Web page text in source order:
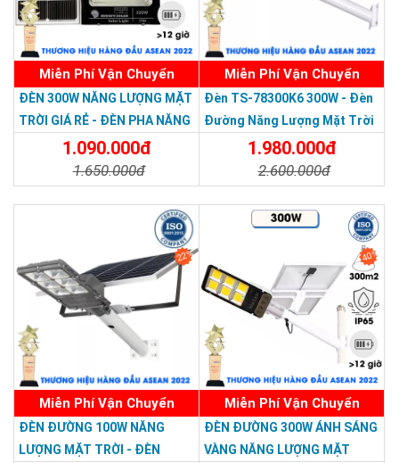
Thương hiệu dẫn đầu Việt Nam 2023
Miễn Phí Vận Chuyển
ĐÈN 300W NĂNG LƯỢNG MẶT
TRỜI GIÁ RẺ - ĐÈN PHA NĂNG
LƯỢNG MẶT TRỜI 300W MẪU
1.090.000đ
1.650.000đ
Miễn Phí Vận Chuyển
Đèn TS-78300K6 300W - Đèn
Đường Năng Lượng Mặt Trời
300W TS-78300K6 - Solar
Light 300W
1.980.000đ
2.600.000đ
22%
Miễn Phí Vận Chuyển
ĐÈN ĐƯỜNG 100W NĂNG
LƯỢNG MẶT TRỜI - ĐÈN
40%
Miễn Phí Vận Chuyển
ĐÈN ĐƯỜNG 300W ÁNH SÁNG
VÀNG NĂNG LƯỢNG MẶT